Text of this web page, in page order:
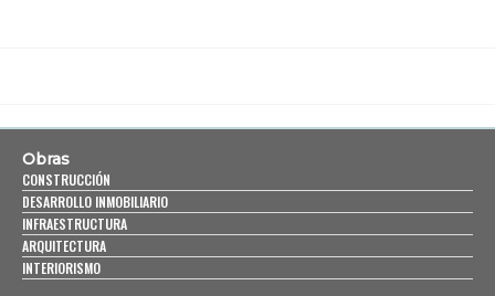
Obras
CONSTRUCCIÓN
DESARROLLO INMOBILIARIO
INFRAESTRUCTURA
ARQUITECTURA
INTERIORISMO